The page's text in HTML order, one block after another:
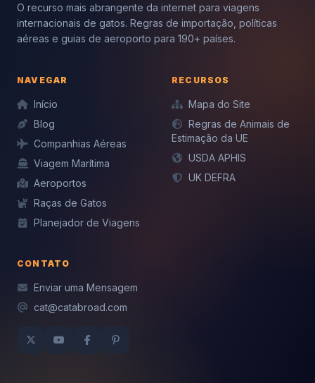
O recurso mais abrangente da internet para viagens
internacionais de gatos. Regras de importação, políticas
aéreas e guias de aeroporto para 190+ países.
NAVEGAR
Início
Blog
Companhias Aéreas
Viagem Marítima
Aeroportos
Raças de Gatos
Planejador de Viagens
RECURSOS
Mapa do Site
Regras de Animais de
Estimação da UE
USDA APHIS
UK DEFRA
CONTATO
Enviar uma Mensagem
cat@catabroad.com